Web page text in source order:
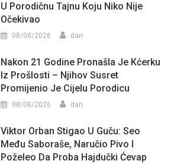
U Porodičnu Tajnu Koju Niko Nije
Očekivao
08/08/2026 dan
Nakon 21 Godine Pronašla Je Kćerku
Iz Prošlosti – Njihov Susret
Promijenio Je Cijelu Porodicu
08/08/2026 dan
Viktor Orban Stigao U Guču: Seo
Među Saboraše, Naručio Pivo I
Poželeo Da Proba Hajdučki Ćevap